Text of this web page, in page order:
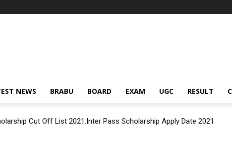
NEWS BRABU BOARD EXAM UGC RESULT
Cut Off List 2021:Inter Pass Scholarship Apply Date 2021